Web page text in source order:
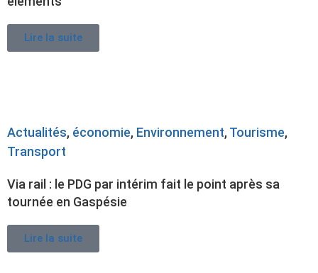
Lire la suite
Actualités, économie, Environnement,Tourisme,
Transport
Via rail : le PDG par intérim fait le point après sa
tournée en Gaspésie
Lire la suite